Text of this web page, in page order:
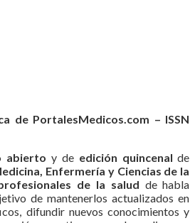
de PortalesMedicos.com – ISSN
abierto y de edición quincenal de
Enfermería y Ciencias de la
de la salud de habla
de mantenerlos actualizados en
difundir nuevos conocimientos y